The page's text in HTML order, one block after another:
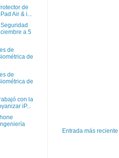
Entrada más reciente
de
Air & i...
a 5
de
de
de
de
con la
iP...